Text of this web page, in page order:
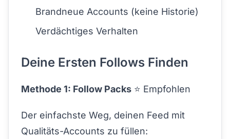
Brandneue Accounts (keine Historie)
Verdächtiges Verhalten
Deine Ersten Follows Finden
Methode 1: Follow Packs ⭐ Empfohlen
Der einfachste Weg, deinen Feed mit
Qualitäts-Accounts zu füllen: